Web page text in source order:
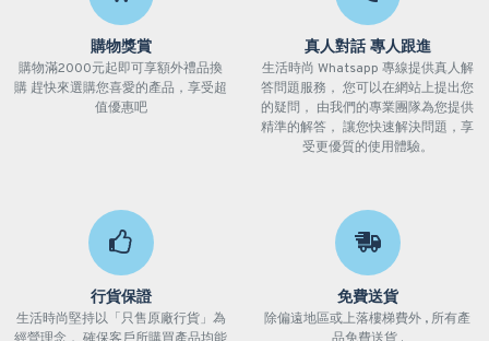
購物獎賞
購物滿2000元起即可享額外禮品換
購 趕快來選購您喜愛的產品，享受超
值優惠吧
真人對話 專人跟進
生活時尚 Whatsapp 專線提供真人解
答問題服務， 您可以在網站上提出您
的疑問， 由我們的專業團隊為您提供
精準的解答， 讓您快速解決問題，享
受更優質的使用體驗。
行貨保證
生活時尚堅持以「只售原廠行貨」為
免費送貨
除偏遠地區或上落樓梯費外 , 所有產